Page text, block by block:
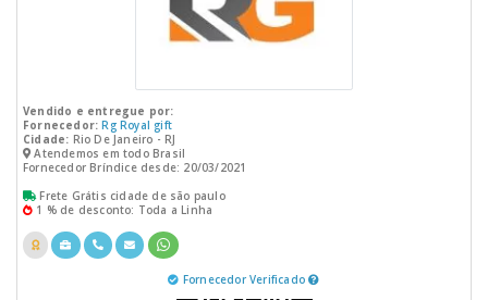
Vendido e entregue por:
Fornecedor: Rg Royal gift
Cidade: Rio De Janeiro - RJ
Atendemos em todo Brasil
Fornecedor Bríndice desde: 20/03/2021
Frete Grátis cidade de são paulo
1 % de desconto: Toda a Linha
Fornecedor Verificado